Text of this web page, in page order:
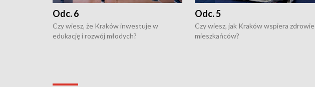
Odc. 6
Czy wiesz, że Kraków inwestuje w
edukację i rozwój młodych?
Odc. 5
Czy wiesz, jak Kraków wspiera zdrowie
mieszkańców?